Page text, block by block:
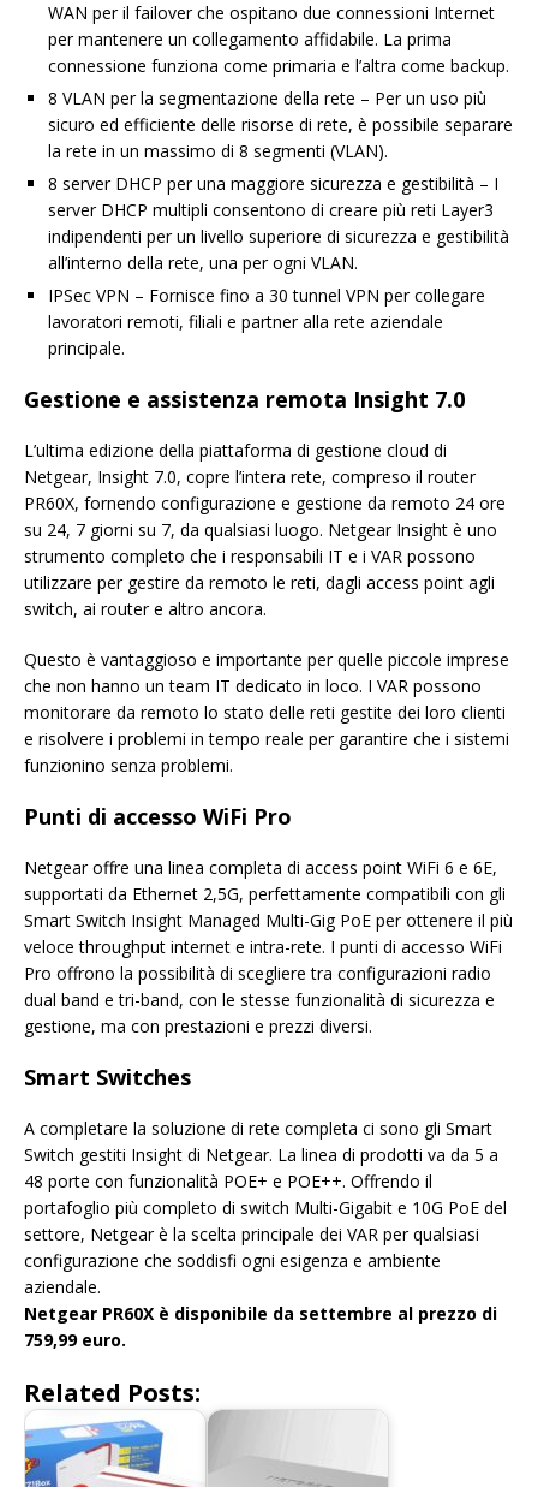
WAN per il failover che ospitano due connessioni Internet
per mantenere un collegamento affidabile. La prima
connessione funziona come primaria e l’altra come backup.
8 VLAN per la segmentazione della rete – Per un uso più
sicuro ed efficiente delle risorse di rete, è possibile separare
la rete in un massimo di 8 segmenti (VLAN).
8 server DHCP per una maggiore sicurezza e gestibilità – I
server DHCP multipli consentono di creare più reti Layer3
indipendenti per un livello superiore di sicurezza e gestibilità
all’interno della rete, una per ogni VLAN.
IPSec VPN – Fornisce fino a 30 tunnel VPN per collegare
lavoratori remoti, filiali e partner alla rete aziendale
principale.
Gestione e assistenza remota Insight 7.0
L’ultima edizione della piattaforma di gestione cloud di
Netgear, Insight 7.0, copre l’intera rete, compreso il router
PR60X, fornendo configurazione e gestione da remoto 24 ore
su 24, 7 giorni su 7, da qualsiasi luogo. Netgear Insight è uno
strumento completo che i responsabili IT e i VAR possono
utilizzare per gestire da remoto le reti, dagli access point agli
switch, ai router e altro ancora.
Questo è vantaggioso e importante per quelle piccole imprese
che non hanno un team IT dedicato in loco. I VAR possono
monitorare da remoto lo stato delle reti gestite dei loro clienti
e risolvere i problemi in tempo reale per garantire che i sistemi
funzionino senza problemi.
Punti di accesso WiFi Pro
Netgear offre una linea completa di access point WiFi 6 e 6E,
supportati da Ethernet 2,5G, perfettamente compatibili con gli
Smart Switch Insight Managed Multi-Gig PoE per ottenere il più
veloce throughput internet e intra-rete. I punti di accesso WiFi
Pro offrono la possibilità di scegliere tra configurazioni radio
dual band e tri-band, con le stesse funzionalità di sicurezza e
gestione, ma con prestazioni e prezzi diversi.
Smart Switches
A completare la soluzione di rete completa ci sono gli Smart
Switch gestiti Insight di Netgear. La linea di prodotti va da 5 a
48 porte con funzionalità POE+ e POE++. Offrendo il
portafoglio più completo di switch Multi-Gigabit e 10G PoE del
settore, Netgear è la scelta principale dei VAR per qualsiasi
configurazione che soddisfi ogni esigenza e ambiente
aziendale.
Netgear PR60X è disponibile da settembre al prezzo di
759,99 euro.
Related Posts: